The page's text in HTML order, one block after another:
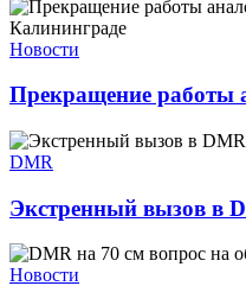
Новости
Прекращение работы
DMR
Экстренный вызов в
Новости